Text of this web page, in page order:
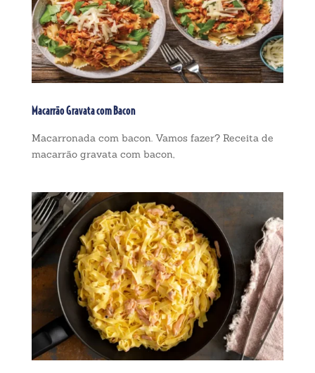
Macarrão Gravata com Bacon
Macarronada com bacon. Vamos fazer? Receita de
macarrão gravata com bacon,